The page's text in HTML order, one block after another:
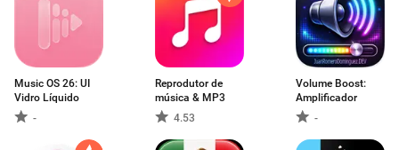
Music OS 26: UI
Vidro Líquido
-
Reprodutor de
música & MP3
4.53
Volume Boost:
Amplificador
-